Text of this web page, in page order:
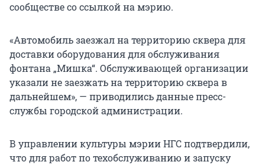
сообществе со ссылкой на мэрию.
«Автомобиль заезжал на территорию сквера для
доставки оборудования для обслуживания
фонтана „Мишка“. Обслуживающей организации
указали не заезжать на территорию сквера в
дальнейшем», — приводились данные пресс-
службы городской администрации.
В управлении культуры мэрии НГС подтвердили,
что для работ по техобслуживанию и запуску